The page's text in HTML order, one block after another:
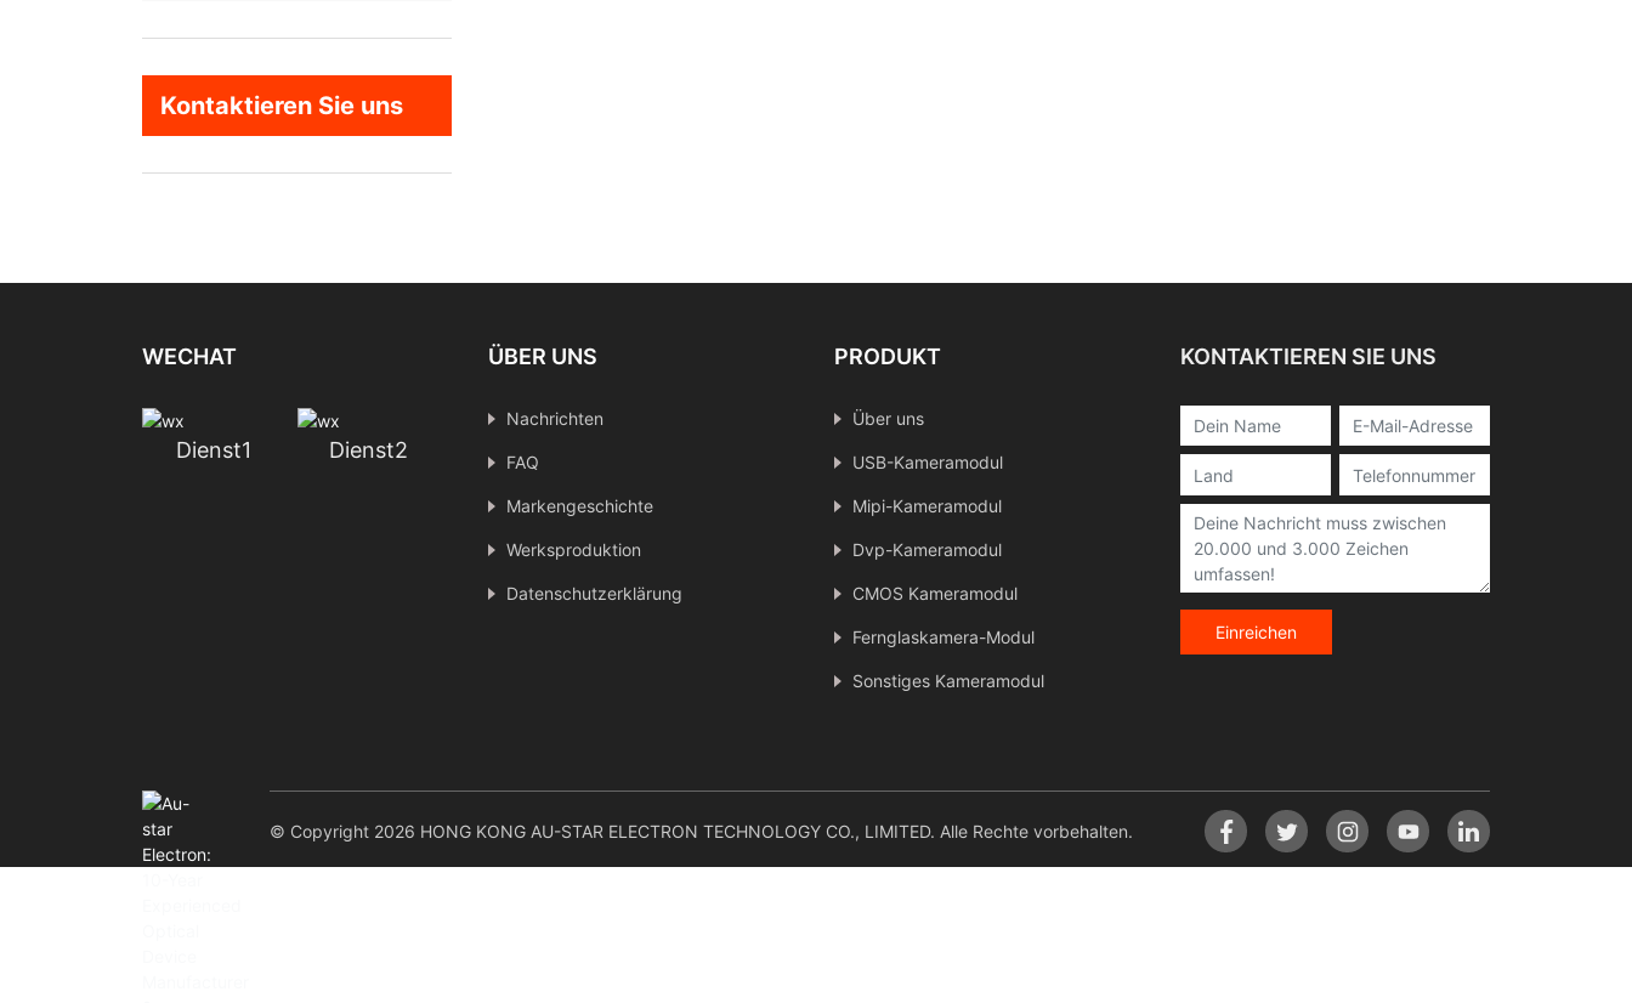
Kontaktieren Sie uns
WECHAT
Dienst1 Dienst2
ÜBER UNS
Nachrichten
FAQ
Markengeschichte
Werksproduktion
Datenschutzerklärung
PRODUKT
Über uns
USB-Kameramodul
Mipi-Kameramodul
Dvp-Kameramodul
CMOS Kameramodul
Fernglaskamera-Modul
Sonstiges Kameramodul
KONTAKTIEREN SIE UNS
Einreichen
© Copyright 2026 HONG KONG AU-STAR ELECTRON TECHNOLOGY CO., LIMITED. Alle Rechte vorbehalten.